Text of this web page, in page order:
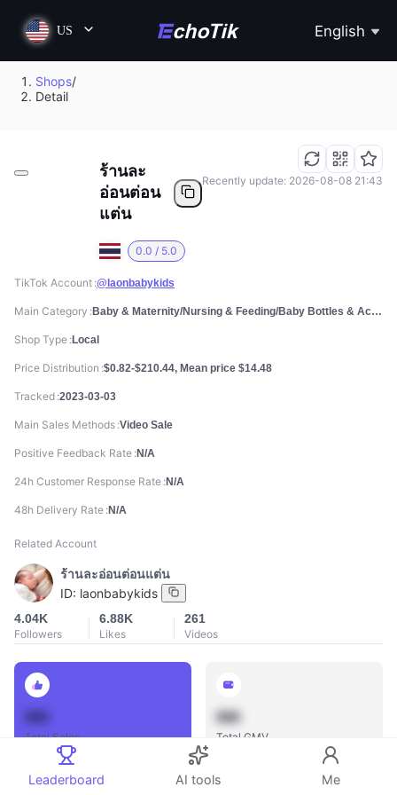
US English
Shops/
Detail
ร้านละ
อ่อนต่อน
แต่น
0.0 / 5.0
Recently update: 2026-08-08 21:43
TikTok Account @laonbabykids
Main Category Baby & Maternity/Nursing & Feeding/Baby Bottles & Accessories
Shop Type Local
Price Distribution $0.82-$210.44, Mean price $14.48
Tracked 2023-03-03
Main Sales Methods Video Sale
Positive Feedback Rate N/A
24h Customer Response Rate N/A
48h Delivery Rate N/A
Related Account
ร้านละอ่อนต่อนแต่น
ID: laonbabykids
4.04K
Followers
6.88K
Likes
261
Videos
Total Sales
888
Total GMV
Leaderboard AI tools Me